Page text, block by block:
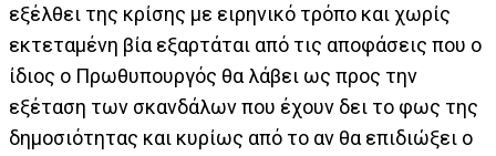
εξέλθει της κρίσης με ειρηνικό τρόπο και χωρίς
εκτεταμένη βία εξαρτάται από τις αποφάσεις που ο
ίδιος ο Πρωθυπουργός θα λάβει ως προς την
εξέταση των σκανδάλων που έχουν δει το φως της
δημοσιότητας και κυρίως από το αν θα επιδιώξει ο